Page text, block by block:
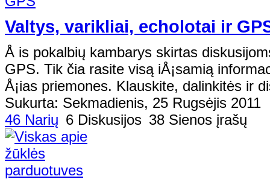
Valtys, varikliai, echolotai ir
Å is pokalbių kambarys skirtas
GPS. Tik čia rasite visą iÅ¡samią
Å¡ias priemones. Klauskite, dalinkitės ir
Sukurta: Sekmadienis, 25 Rugsėjis 2011
46 Narių 6 Diskusijos 38 Sienos įrašų